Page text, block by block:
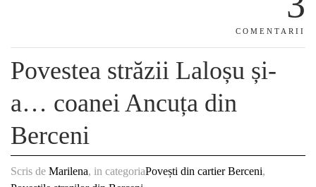
COMENTARII
Povestea străzii Laloșu și-
a… coanei Ancuța din
Berceni
Scris de Marilena, in categoriaPovești din cartier Berceni,